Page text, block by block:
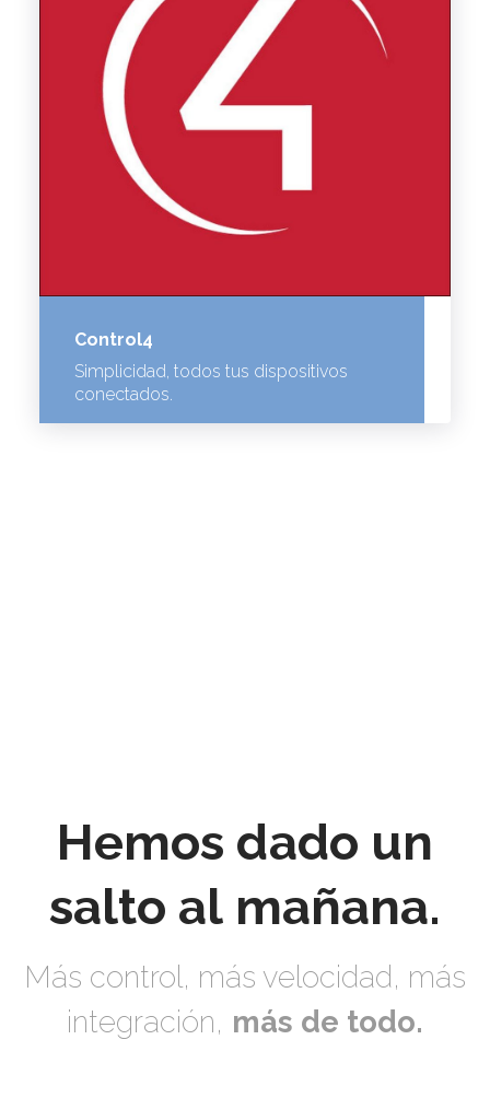
Control4
Simplicidad, todos tus dispositivos
conectados.
Hemos dado un
salto al mañana.
Más control, más velocidad, más
integración, más de todo.